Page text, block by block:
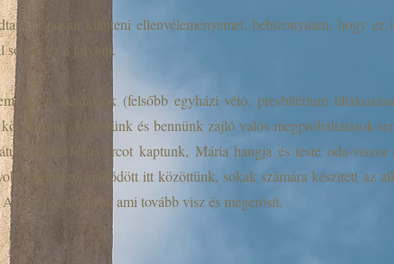
alaposan kifejteni ellenvéleményemet, bebizonyítani, hogy
sodort ez a folyam.
akadályok (felsőbb egyházi vétó, presbitérium
közöttünk és bennünk zajló valós megpróbáltatások
fiában Jézus arcot kaptunk, Mária hangja és teste oda-
Rendező működött itt közöttünk, sokak számára készített az
és a Fiúról, ami tovább visz és megerősít.